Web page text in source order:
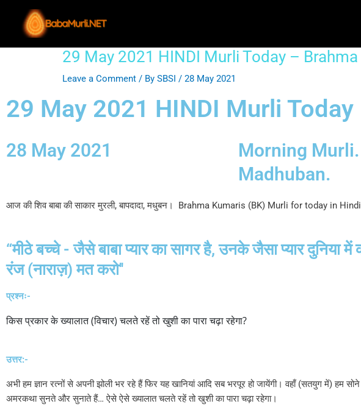
content
29 May 2021 HINDI Murli Today –
Leave a Comment / By SBSI / 28 May 2021
29 May 2021 HINDI Murli
28 May 2021
Morning
Madhuban.
आज की शिव बाबा की साकार मुरली, बापदादा, मधुबन। Brahma Kumaris (BK) Murli for today in
“मीठे बच्चे - जैसे बाबा प्यार का सागर है, उनके जैसा प्यार दुनिया
रंज (नाराज़) मत करो''
प्रश्नः-
किस प्रकार के ख्यालात (विचार) चलते रहें तो खुशी का पारा चढ़ा रहेगा?
उत्तर:-
अभी हम ज्ञान रत्नों से अपनी झोली भर रहे हैं फिर यह खानियां आदि सब भरपूर हो जायेंगी। वहाँ (सतयुग में) हम
अमरकथा सुनते और सुनाते हैं… ऐसे ऐसे ख्यालात चलते रहें तो खुशी का पारा चढ़ा रहेगा।
Post